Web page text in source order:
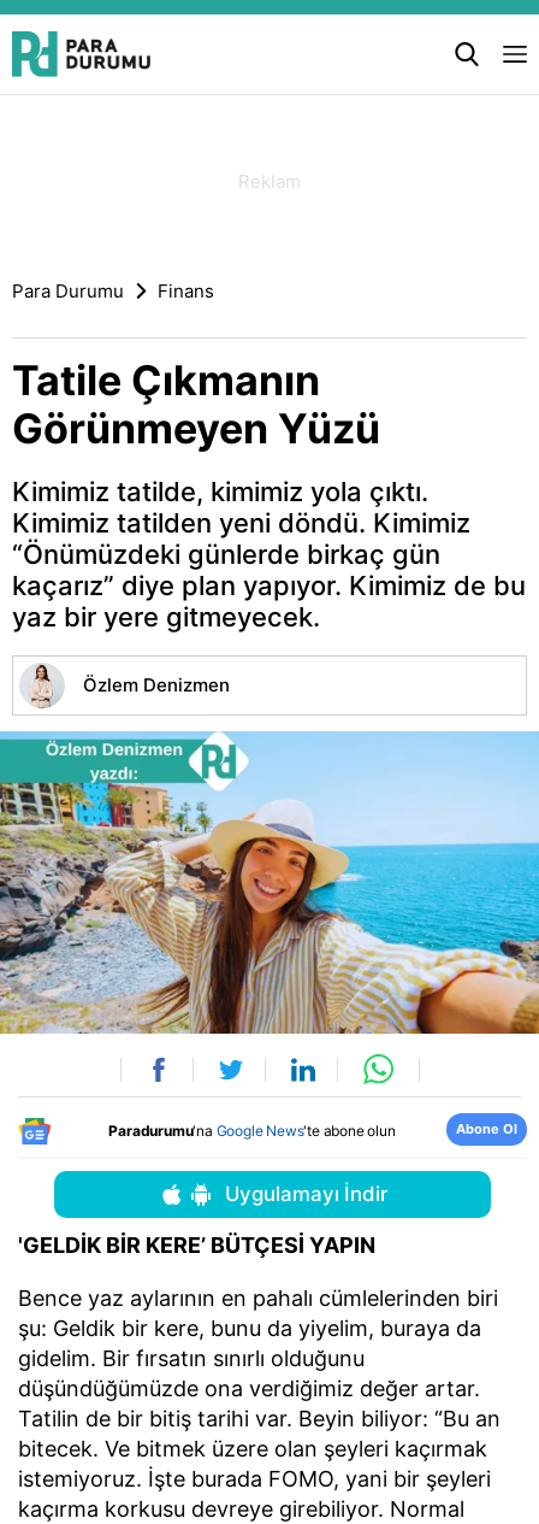
Para Durumu Finans
Tatile Çıkmanın
Görünmeyen Yüzü
Kimimiz tatilde, kimimiz yola çıktı.
Kimimiz tatilden yeni döndü. Kimimiz
“Önümüzdeki günlerde birkaç gün
kaçarız” diye plan yapıyor. Kimimiz de bu
yaz bir yere gitmeyecek.
Özlem Denizmen
Paradurumu'na Google News'te abone olun Abone Ol
Uygulamayı İndir
'GELDİK BİR KERE’ BÜTÇESİ YAPIN
Bence yaz aylarının en pahalı cümlelerinden biri
şu: Geldik bir kere, bunu da yiyelim, buraya da
gidelim. Bir fırsatın sınırlı olduğunu
düşündüğümüzde ona verdiğimiz değer artar.
Tatilin de bir bitiş tarihi var. Beyin biliyor: “Bu an
bitecek. Ve bitmek üzere olan şeyleri kaçırmak
istemiyoruz. İşte burada FOMO, yani bir şeyleri
kaçırma korkusu devreye girebiliyor. Normal